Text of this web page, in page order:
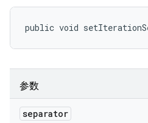
public void
参数
separator